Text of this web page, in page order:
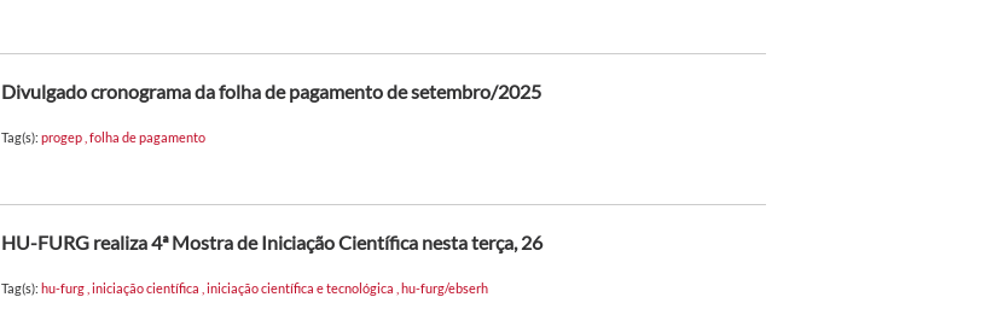
Divulgado cronograma da folha de pagamento de setembro/2025
Tag(s): progep folha de pagamento
HU-FURG realiza 4ª Mostra de Iniciação Científica nesta terça, 26
Tag(s): hu-furg iniciação científica iniciação científica e tecnológica hu-furg/ebserh